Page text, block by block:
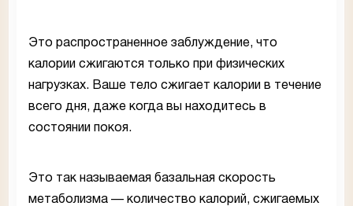
Это распространенное заблуждение, что
калории сжигаются только при физических
нагрузках. Ваше тело сжигает калории в течение
всего дня, даже когда вы находитесь в
состоянии покоя.
Это так называемая базальная скорость
метаболизма — количество калорий, сжигаемых